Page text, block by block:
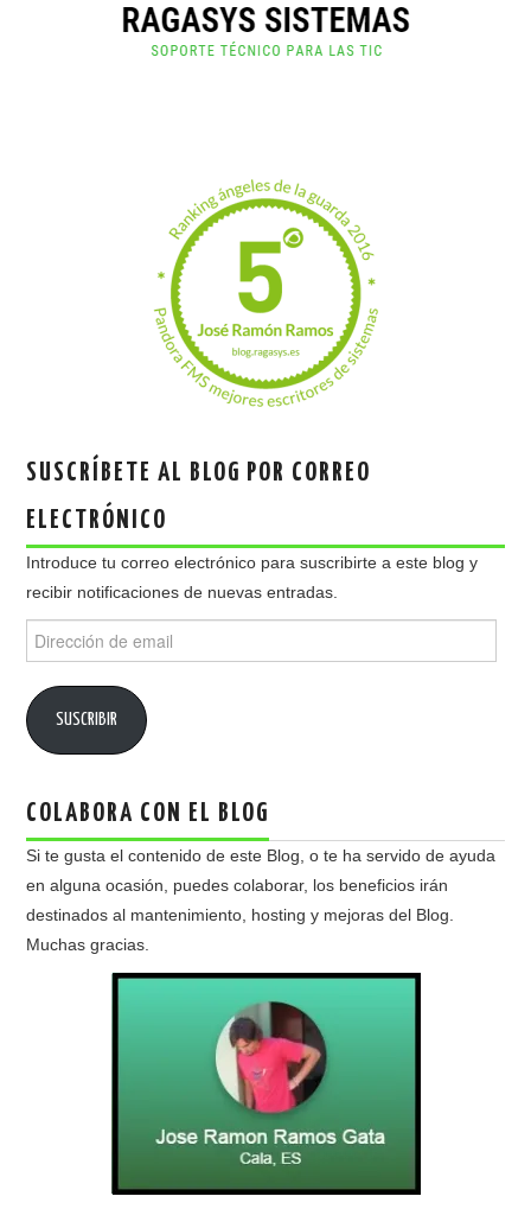
SUSCRÍBETE AL BLOG POR CORREO
ELECTRÓNICO
Introduce tu correo electrónico para suscribirte a este blog y
recibir notificaciones de nuevas entradas.
de
SUSCRIBIR
COLABORA CON EL BLOG
Si te gusta el contenido de este Blog, o te ha servido de ayuda
en alguna ocasión, puedes colaborar, los beneficios irán
destinados al mantenimiento, hosting y mejoras del Blog.
Muchas gracias.